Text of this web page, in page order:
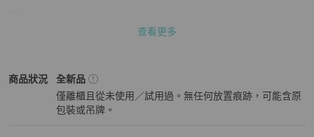
商品全新有附吊牌
尺寸：13x8.5cm
查看更多
商品狀況
Marc Jacobs女士錢包 / 小皮件
全新品
僅離櫃且從未使用／試用過。無任何放置痕跡，可能含原
包裝或吊牌。